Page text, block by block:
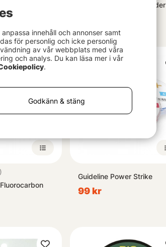
Rio Powerflex TroutLeader
199 kr
Guideline Power Strike
99 kr
innehåll och annonser samt
för personlig och icke personlig
av vår webbplats med våra
och analys. Du kan läsa mer i vår
.
Godkänn & stäng